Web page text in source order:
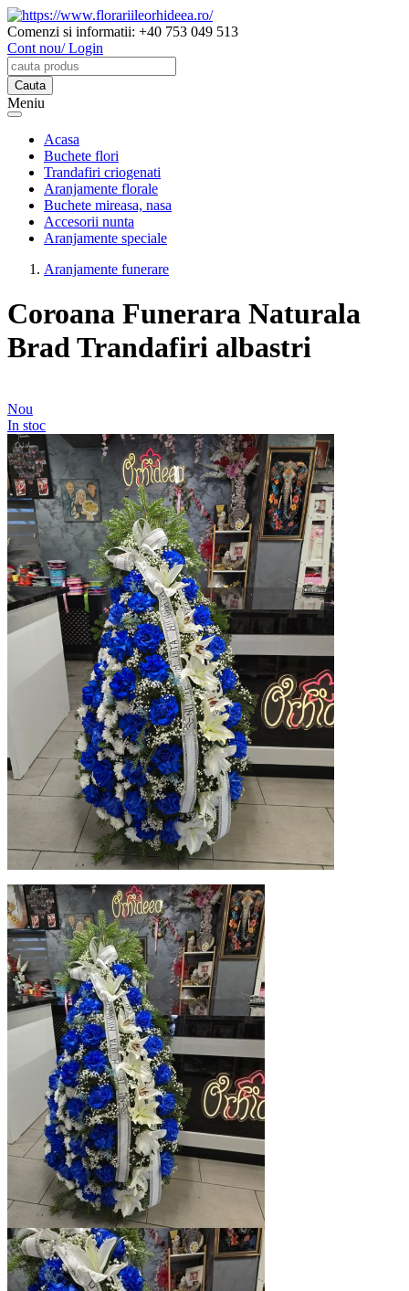
Comenzi si informatii: +40 753 049 513
Cont nou/ Login
Meniu
Acasa
Buchete flori
Trandafiri criogenati
Aranjamente florale
Buchete mireasa, nasa
Accesorii nunta
Aranjamente speciale
Aranjamente funerare
Coroana Funerara Naturala
BradTrandafiri albastri
Nou
In stoc